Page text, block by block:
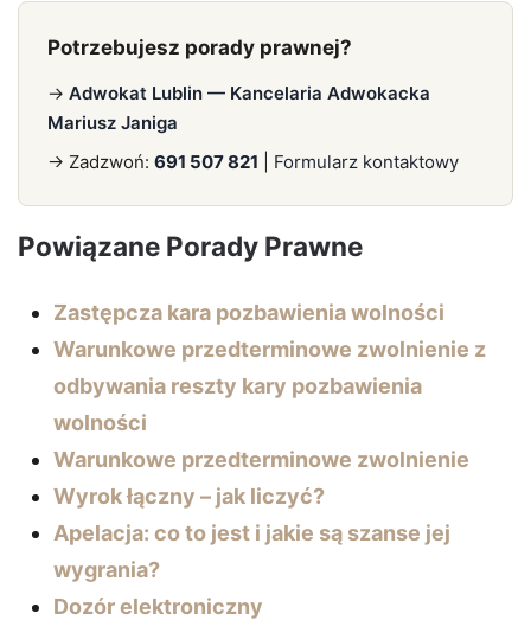
Potrzebujesz porady prawnej?
→ Adwokat Lublin — Kancelaria Adwokacka
Mariusz Janiga
→ Zadzwoń: 691 507 821 Formularz kontaktowy
Powiązane Porady Prawne
Zastępcza kara pozbawienia wolności
Warunkowe przedterminowe zwolnienie z
odbywania reszty kary pozbawienia
wolności
Warunkowe przedterminowe zwolnienie
Wyrok łączny – jak liczyć?
Apelacja: co to jest i jakie są szanse jej
wygrania?
Dozór elektroniczny